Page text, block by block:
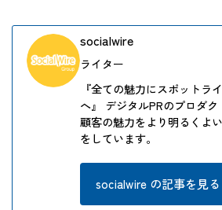
socialwire
ライター
『全ての魅力にスポットラ
へ』 デジタルPRのプロダク
顧客の魅力をより明るくよ
をしています。
socialwire の記事を見る